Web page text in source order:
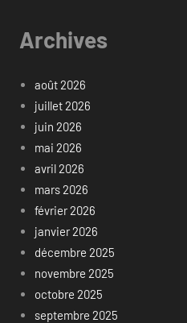
Archives
août 2026
juillet 2026
juin 2026
mai 2026
avril 2026
mars 2026
février 2026
janvier 2026
décembre 2025
novembre 2025
octobre 2025
septembre 2025